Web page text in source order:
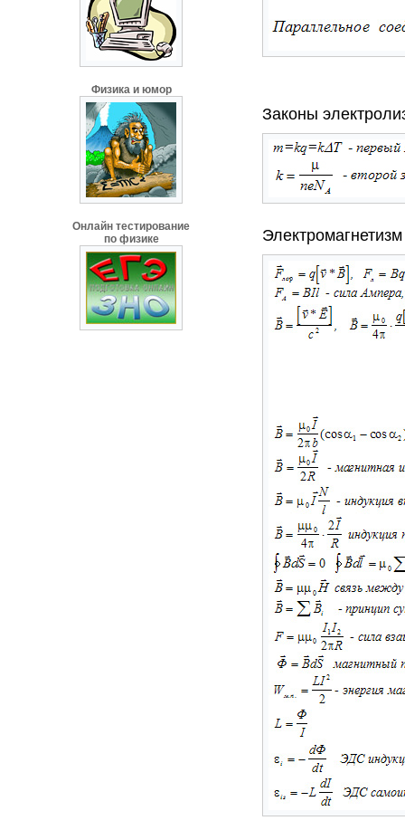
Физика и юмор
Онлайн тестирование
по физике
Законы
Электромагнетизм